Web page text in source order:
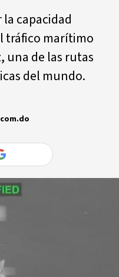
capacidad
tráfico marítimo
una de las rutas
del mundo.